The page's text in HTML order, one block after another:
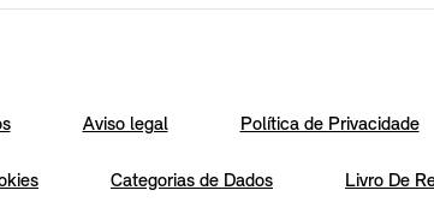
Aviso legal Política de Privacidade
Categorias de Dados Livro De